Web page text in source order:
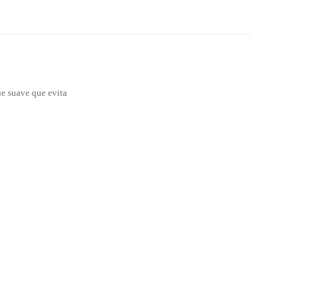
suave que evita